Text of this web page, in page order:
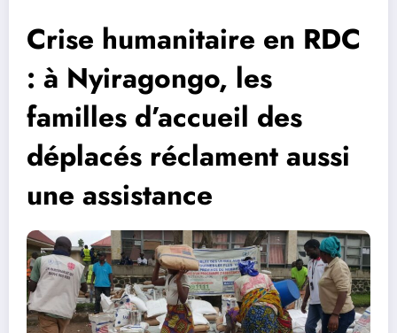
Crise humanitaire en RDC
: à Nyiragongo, les
familles d’accueil des
déplacés réclament aussi
une assistance